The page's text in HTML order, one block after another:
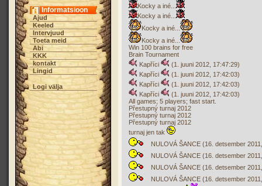
Informatsioon
Ajud
Keeled
Intervjuud
Toeta meid
Abi
KKK
kontakt
Lingid
Logi välja
Kocky a iné...
Kocky a iné...
Kocky a iné...
Kocky a iné...
Win 100 brains for free
Brain Tournament
Kapříci
(1. juuni 2012, 17:47:29)
Kapříci
(1. juuni 2012, 17:42:03)
Kapříci
(1. juuni 2012, 17:42:03)
Kapříci
(1. juuni 2012, 17:42:03)
All games; 5 players; fast start.
Přestupný turnaj 2012
Přestupný turnaj 2012
Přestupný turnaj 2012
turnaj jen tak
NULOVÁ ŠANCE (16. detsember
NULOVÁ ŠANCE (16. detsember
NULOVÁ ŠANCE (16. detsember
NULOVÁ ŠANCE (16. detsember